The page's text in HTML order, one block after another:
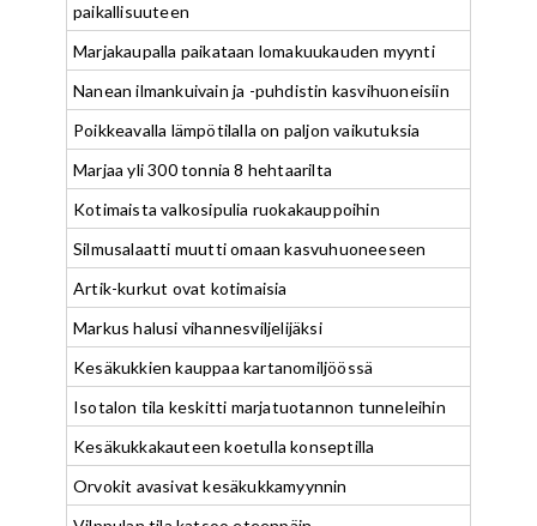
paikallisuuteen
Marjakaupalla paikataan lomakuukauden myynti
Nanean ilmankuivain ja -puhdistin kasvihuoneisiin
Poikkeavalla lämpötilalla on paljon vaikutuksia
Marjaa yli 300 tonnia 8 hehtaarilta
Kotimaista valkosipulia ruokakauppoihin
Silmusalaatti muutti omaan kasvuhuoneeseen
Artik-kurkut ovat kotimaisia
Markus halusi vihannesviljelijäksi
Kesäkukkien kauppaa kartanomiljöössä
Isotalon tila keskitti marjatuotannon tunneleihin
Kesäkukkakauteen koetulla konseptilla
Orvokit avasivat kesäkukkamyynnin